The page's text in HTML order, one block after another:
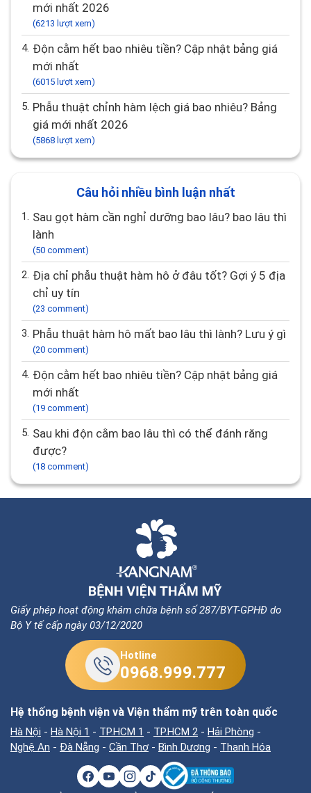
mới nhất 2026
(6213 lượt xem)
4. Độn cằm hết bao nhiêu tiền? Cập nhật bảng giá
mới nhất
(6015 lượt xem)
5. Phẫu thuật chỉnh hàm lệch giá bao nhiêu? Bảng
giá mới nhất 2026
(5868 lượt xem)
Câu hỏi nhiều bình luận nhất
1. Sau gọt hàm cần nghỉ dưỡng bao lâu? bao lâu thì
lành
(50 comment)
2. Địa chỉ phẫu thuật hàm hô ở đâu tốt? Gợi ý 5 địa
chỉ uy tín
(23 comment)
3. Phẫu thuật hàm hô mất bao lâu thì lành? Lưu ý gì
(20 comment)
4. Độn cằm hết bao nhiêu tiền? Cập nhật bảng giá
mới nhất
(19 comment)
5. Sau khi độn cằm bao lâu thì có thể đánh răng
được?
(18 comment)
Giấy phép hoạt động khám chữa bệnh số 287/BYT-GPHĐ do
Bộ Y tế cấp ngày 03/12/2020
Hotline
0968.999.777
Hệ thống bệnh viện và Viện thẩm mỹ trên toàn quốc
Hà Nội - Hà Nội 1 - TP.HCM 1 - TP.HCM 2 - Hải Phòng -
Nghệ An - Đà Nẵng - Cần Thơ - Bình Dương - Thanh Hóa